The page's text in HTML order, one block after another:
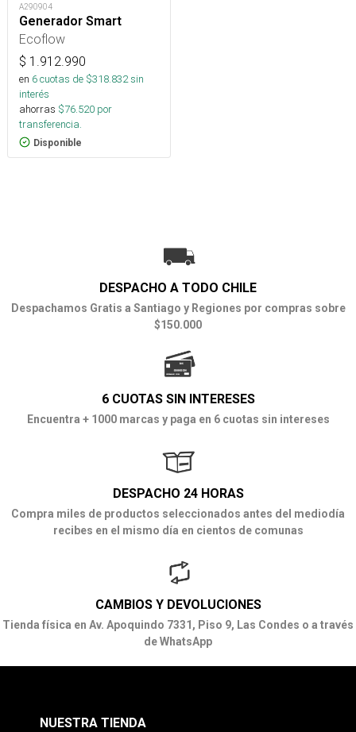
A290904
Generador Smart
Ecoflow
$ 1.912.990
en 6cuotas de $318.832sin
interés
ahorras $76.520 por
transferencia.
Disponible
DESPACHO A TODO CHILE
Despachamos Gratis a Santiago y Regiones por compras sobre
$150.000
6 CUOTAS SIN INTERESES
Encuentra + 1000 marcas y paga en 6 cuotas sin intereses
DESPACHO 24 HORAS
Compra miles de productos seleccionados antes del mediodía
recibes en el mismo día en cientos de comunas
CAMBIOS Y DEVOLUCIONES
Tienda física en Av. Apoquindo 7331, Piso 9, Las Condes o a través
de WhatsApp
NUESTRA TIENDA